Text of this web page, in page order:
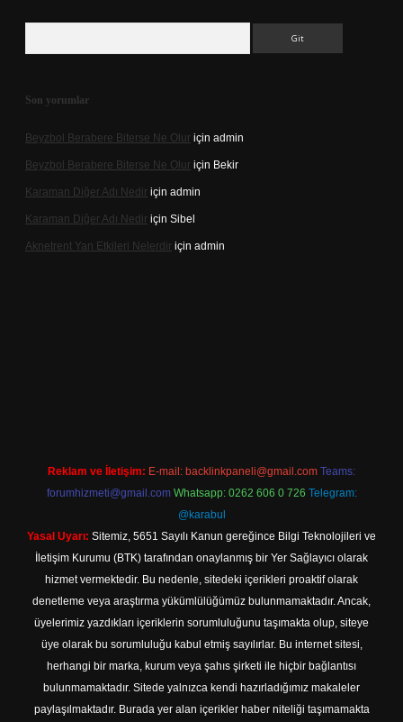
Son yorumlar
Beyzbol Berabere Biterse Ne Olur için admin
Beyzbol Berabere Biterse Ne Olur için Bekir
Karaman Diğer Adı Nedir için admin
Karaman Diğer Adı Nedir için Sibel
Aknetrent Yan Etkileri Nelerdir için admin
Reklam ve İletişim: E-mail: backlinkpaneli@gmail.com Teams:
forumhizmeti@gmail.com Whatsapp: 0262 606 0 726 Telegram:
@karabul
Yasal Uyarı: Sitemiz, 5651 Sayılı Kanun gereğince Bilgi Teknolojileri ve
İletişim Kurumu (BTK) tarafından onaylanmış bir Yer Sağlayıcı olarak
hizmet vermektedir. Bu nedenle, sitedeki içerikleri proaktif olarak
denetleme veya araştırma yükümlülüğümüz bulunmamaktadır. Ancak,
üyelerimiz yazdıkları içeriklerin sorumluluğunu taşımakta olup, siteye
üye olarak bu sorumluluğu kabul etmiş sayılırlar. Bu internet sitesi,
herhangi bir marka, kurum veya şahıs şirketi ile hiçbir bağlantısı
bulunmamaktadır. Sitede yalnızca kendi hazırladığımız makaleler
paylaşılmaktadır. Burada yer alan içerikler haber niteliği taşımamakta